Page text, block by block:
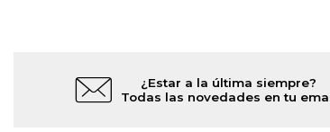
¿Estar a la última siempre?
Todas las novedades en tu